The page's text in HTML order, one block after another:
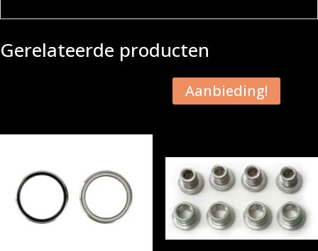
Gerelateerde producten
Aanbieding!